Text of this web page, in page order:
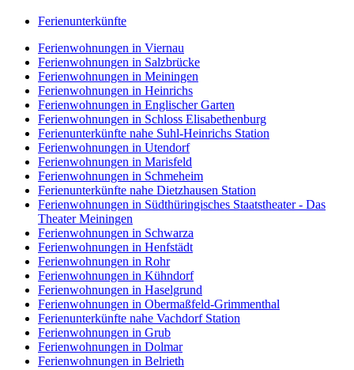
Ferienunterkünfte
Ferienwohnungen in Viernau
Ferienwohnungen in Salzbrücke
Ferienwohnungen in Meiningen
Ferienwohnungen in Heinrichs
Ferienwohnungen in Englischer Garten
Ferienwohnungen in Schloss Elisabethenburg
Ferienunterkünfte nahe Suhl-Heinrichs Station
Ferienwohnungen in Utendorf
Ferienwohnungen in Marisfeld
Ferienwohnungen in Schmeheim
Ferienunterkünfte nahe Dietzhausen Station
Ferienwohnungen in Südthüringisches Staatstheater - Das
Theater Meiningen
Ferienwohnungen in Schwarza
Ferienwohnungen in Henfstädt
Ferienwohnungen in Rohr
Ferienwohnungen in Kühndorf
Ferienwohnungen in Haselgrund
Ferienwohnungen in Obermaßfeld-Grimmenthal
Ferienunterkünfte nahe Vachdorf Station
Ferienwohnungen in Grub
Ferienwohnungen in Dolmar
Ferienwohnungen in Belrieth